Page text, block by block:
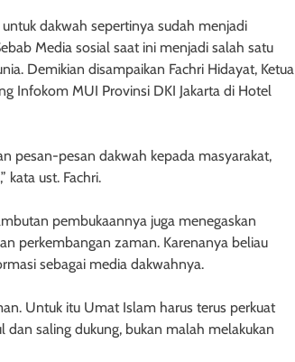
dakwah sepertinya sudah menjadi
Media sosial saat ini menjadi salah satu
Demikian disampaikan Fachri Hidayat, Ketua
Infokom MUI Provinsi DKI Jakarta di Hotel
pesan-pesan dakwah kepada masyarakat,
kata ust. Fachri.
pembukaannya juga menegaskan
perkembangan zaman. Karenanya beliau
sebagai media dakwahnya.
Untuk itu Umat Islam harus terus perkuat
saling dukung, bukan malah melakukan